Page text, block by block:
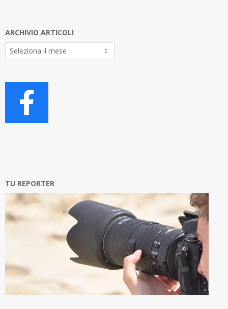
ARCHIVIO ARTICOLI
Archivio
Articoli
TU REPORTER